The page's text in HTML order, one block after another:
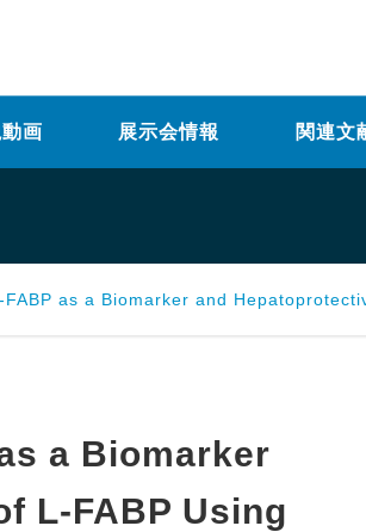
画 展示会情報 関連文
Biomarker and Hepatoprotective Effect of L-FABP
a Biomarker
L-FABP Using